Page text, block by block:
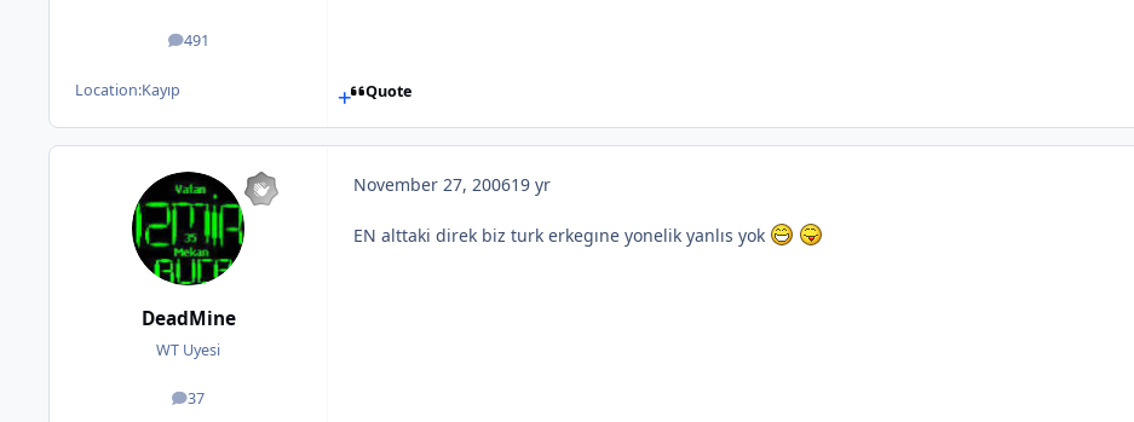
491
posts
Location:Kayıp Quote
DeadMine
WT Uyesi
37
posts
November 27, 200619 yr
EN alttaki direk biz turk erkegıne yonelik yanlıs yok